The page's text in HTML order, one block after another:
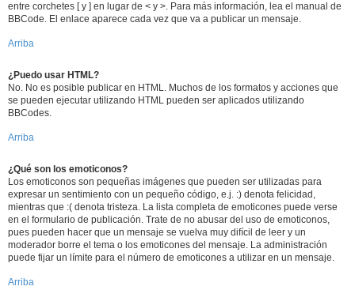
entre corchetes [ y ] en lugar de < y >. Para más información, lea el manual de
BBCode. El enlace aparece cada vez que va a publicar un mensaje.
Arriba
¿Puedo usar HTML?
No. No es posible publicar en HTML. Muchos de los formatos y acciones que
se pueden ejecutar utilizando HTML pueden ser aplicados utilizando
BBCodes.
Arriba
¿Qué son los emoticonos?
Los emoticonos son pequeñas imágenes que pueden ser utilizadas para
expresar un sentimiento con un pequeño código, e.j. :) denota felicidad,
mientras que :( denota tristeza. La lista completa de emoticones puede verse
en el formulario de publicación. Trate de no abusar del uso de emoticonos,
pues pueden hacer que un mensaje se vuelva muy difícil de leer y un
moderador borre el tema o los emoticones del mensaje. La administración
puede fijar un límite para el número de emoticones a utilizar en un mensaje.
Arriba